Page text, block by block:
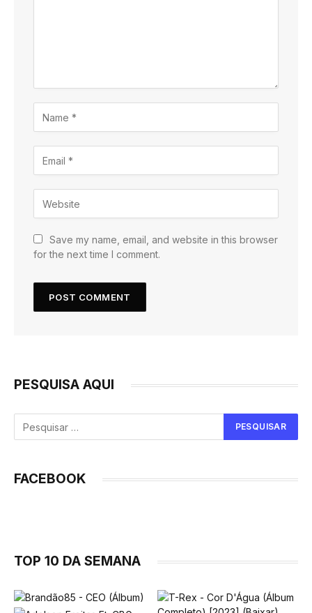
Save my name, email, and website in this browser
for the next time I comment.
PESQUISA AQUI
FACEBOOK
TOP 10 DA SEMANA